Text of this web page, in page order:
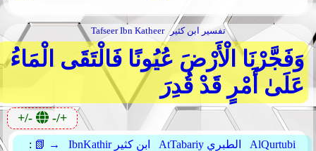
Tafseer Ibn Katheer تفسير ابن كثير
وَفَجَّرْنَا الْأَرْضَ عُيُونًا فَالْتَقَى الْمَاءُ
عَلَىٰ أَمْرٍ قَدْ قُدِرَ
+/- -/+
: 📗 → IbnKathir ابن كثير AtTabariy الطبري
AlQurtubi